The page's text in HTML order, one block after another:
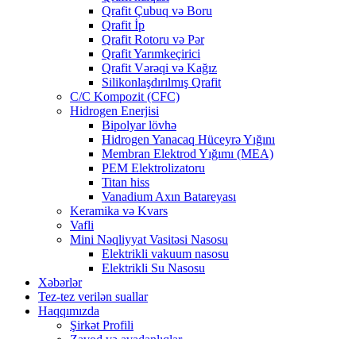
Qrafit Çubuq və Boru
Qrafit İp
Qrafit Rotoru və Pər
Qrafit Yarımkeçirici
Qrafit Vərəqi və Kağız
Silikonlaşdırılmış Qrafit
C/C Kompozit (CFC)
Hidrogen Enerjisi
Bipolyar lövhə
Hidrogen Yanacaq Hüceyrə Yığını
Membran Elektrod Yığımı (MEA)
PEM Elektrolizatoru
Titan hiss
Vanadium Axın Batareyası
Keramika və Kvars
Vafli
Mini Nəqliyyat Vasitəsi Nasosu
Elektrikli vakuum nasosu
Elektrikli Su Nasosu
Xəbərlər
Tez-tez verilən suallar
Haqqımızda
Şirkət Profili